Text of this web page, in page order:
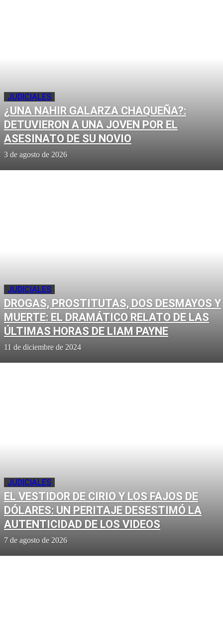
JUDICIALES
¿UNA NAHIR GALARZA CHAQUEÑA?:
DETUVIERON A UNA JOVEN POR EL
ASESINATO DE SU NOVIO
3 de agosto de 2026
JUDICIALES
DROGAS, PROSTITUTAS, DOS DESMAYOS Y
MUERTE: EL DRAMÁTICO RELATO DE LAS
ÚLTIMAS HORAS DE LIAM PAYNE
11 de diciembre de 2024
JUDICIALES
EL VESTIDOR DE CIRIO Y LOS FAJOS DE
DÓLARES: UN PERITAJE DESESTIMÓ LA
AUTENTICIDAD DE LOS VIDEOS
7 de agosto de 2026